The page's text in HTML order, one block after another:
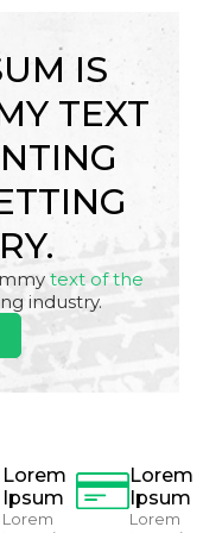
IS
TEXT
text of the
industry.
Lorem
Ipsum
Lorem
Lorem
Ipsum
Lorem